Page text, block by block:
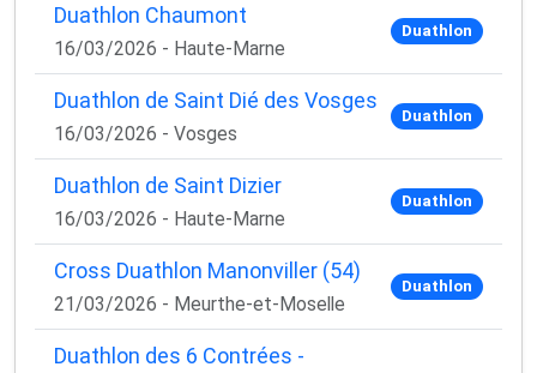
Duathlon Chaumont
16/03/2026 - Haute-Marne
Duathlon
Duathlon de Saint Dié des Vosges
16/03/2026 - Vosges
Duathlon
Duathlon de Saint Dizier
16/03/2026 - Haute-Marne
Duathlon
Cross Duathlon Manonviller (54)
21/03/2026 - Meurthe-et-Moselle
Duathlon
Duathlon des 6 Contrées -